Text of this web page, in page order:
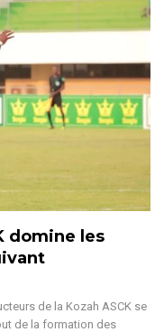
domine les
de la Kozah ASCK se
de la formation des